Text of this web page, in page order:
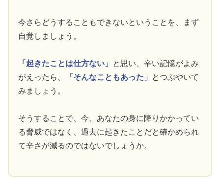
今さらどうすることもできないということを、まず
自覚しましょう。
「起きたことは仕方ない」
と思い、辛い記憶がよみ
がえったら、
「そんなこともあった」
とつぶやいて
みましょう。
そうすることで、今、あなたの身に降りかかってい
る脅威ではなく、過去に起きたことだと確かめられ
て辛さが減るのではないでしょうか。